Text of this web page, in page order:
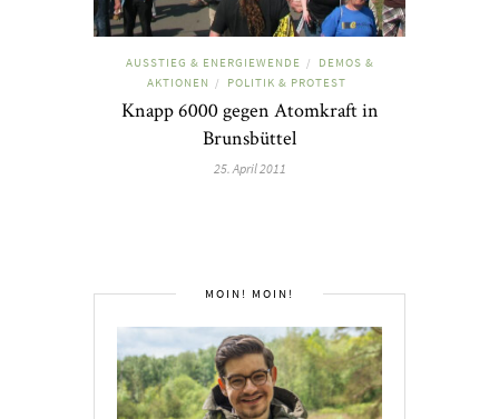
AUSSTIEG & ENERGIEWENDE /
DEMOS &
AKTIONEN
/ POLITIK & PROTEST
Knapp 6000 gegen Atomkraft in
Brunsbüttel
25. April 2011
MOIN! MOIN!